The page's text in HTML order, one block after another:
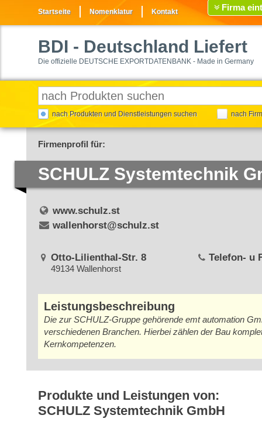
Startseite Nomenklatur Kontakt Firma
BDI - Deutschland Liefert
Die offizielle DEUTSCHE EXPORTDATENBANK - Made in Germany
nach Produkten und Dienstleistungen suchen nach
Firmenprofil für:
SCHULZ Systemtechnik
www.schulz.st
wallenhorst@schulz.st
Otto-Lilienthal-Str. 8
49134 Wallenhorst
Telefon- u
Leistungsbeschreibung
Die zur SCHULZ-Gruppe gehörende emt automation
verschiedenen Branchen. Hierbei zählen der Bau
Kernkompetenzen.
Produkte und Leistungen von:
SCHULZ Systemtechnik GmbH